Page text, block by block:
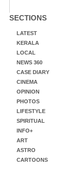
SECTIONS
LATEST
KERALA
LOCAL
NEWS 360
CASE DIARY
CINEMA
OPINION
PHOTOS
LIFESTYLE
SPIRITUAL
INFO+
ART
ASTRO
CARTOONS